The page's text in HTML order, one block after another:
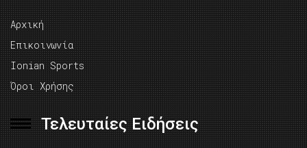
Αρχική
Επικοινωνία
Ionian Sports
Όροι Χρήσης
Τελευταίες Ειδήσεις